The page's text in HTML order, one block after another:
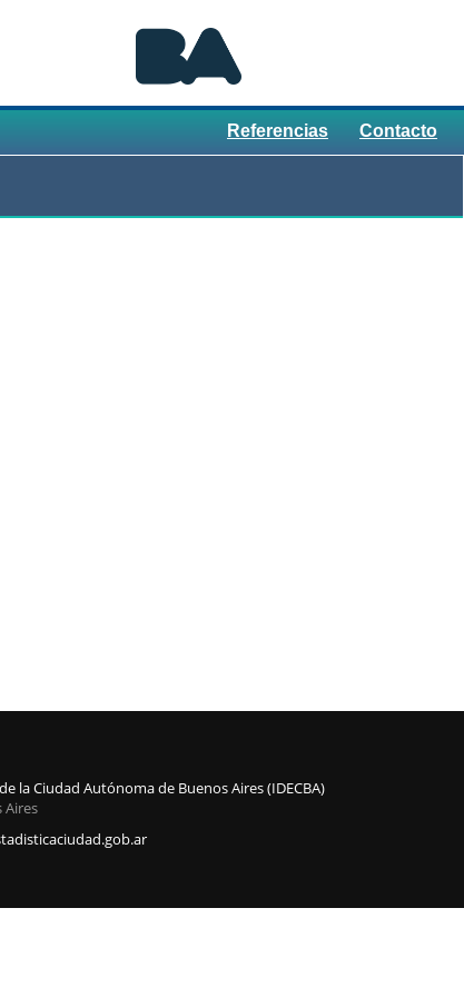
Contacto
Referencias
la Ciudad Autónoma de Buenos Aires (IDECBA)
Aires